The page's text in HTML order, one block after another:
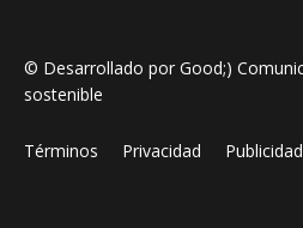
© Desarrollado por Good;)
sostenible
Términos Privacidad Publicidad